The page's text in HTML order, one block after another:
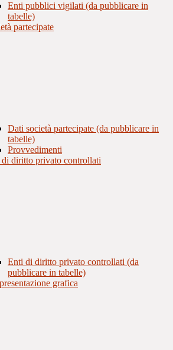
Enti pubblici vigilati (da pubblicare in
tabelle)
partecipate
Dati società partecipate (da pubblicare in
tabelle)
Provvedimenti
diritto privato controllati
Enti di diritto privato controllati (da
pubblicare in tabelle)
grafica